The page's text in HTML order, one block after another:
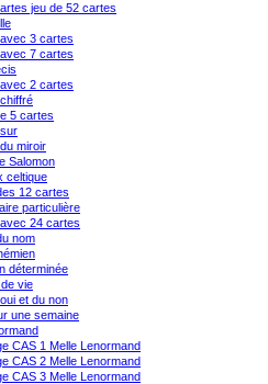
jeu de 52 cartes
3 cartes
7 cartes
2 cartes
5 cartes
miroir
Salomon
celtique
12 cartes
particulière
24 cartes
nom
déterminée
vie
et du non
une semaine
CAS 1 Melle Lenormand
CAS 2 Melle Lenormand
CAS 3 Melle Lenormand